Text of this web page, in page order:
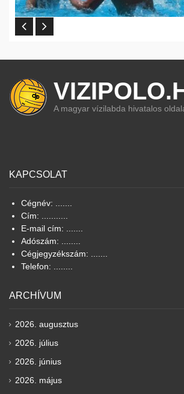
A magyar vízilabda hivatalos
KAPCSOLAT
Cégnév: .......
Cím: ...........
E-mail cím: .......
Adószám: ........
Cégjegyzékszám: .......
Telefon: ........
ARCHÍVUM
2026. augusztus
2026. július
2026. június
2026. május